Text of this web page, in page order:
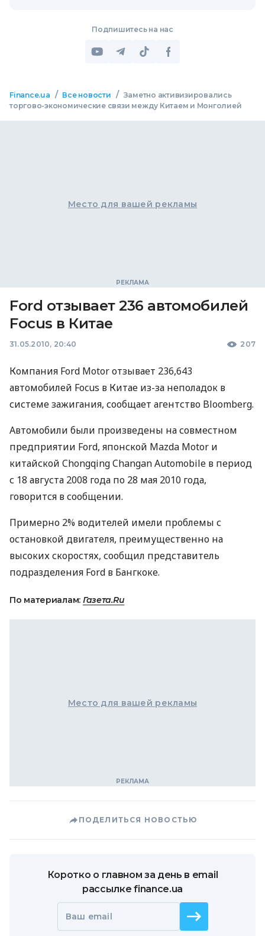
Подпишитесь на нас
Finance.ua / Все новости / Заметно активизировались
торгово-экономические связи между Китаем и Монголией
Место для вашей рекламы
Ford отзывает 236 автомобилей
Focus в Китае
31.05.2010, 20:40 207
Компания Ford Motor отзывает 236,643
автомобилей Focus в Китае из-за неполадок в
системе зажигания, сообщает агентство Bloomberg.
Автомобили были произведены на совместном
предприятии Ford, японской Mazda Motor и
китайской Chongqing Changan Automobile в период
с 18 августа 2008 года по 28 мая 2010 года,
говорится в сообщении.
Примерно 2% водителей имели проблемы с
остановкой двигателя, преимущественно на
высоких скоростях, сообщил представитель
подразделения Ford в Бангкоке.
По материалам: Газета.Ru
Место для вашей рекламы
ПОДЕЛИТЬСЯ НОВОСТЬЮ
Коротко о главном за день в email
рассылке finance.ua
Ваш email